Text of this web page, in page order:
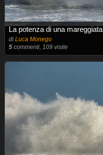
La potenza di una mareggiata
diLuca Monego
5 commenti, 109 visite